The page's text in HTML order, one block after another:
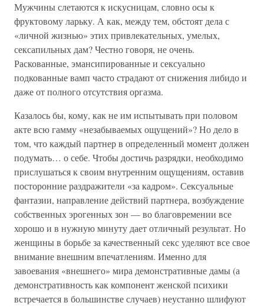
Мужчины слетаются к искусницам, словно осы к
фруктовому ларьку. А как, между тем, обстоят дела с
«личной жизнью» этих привлекательных, умелых,
сексапильных дам? Честно говоря, не очень.
Раскованные, эмансипированные и сексуально
подкованные вамп часто страдают от снижения либидо и
даже от полного отсутствия оргазма.
Казалось бы, кому, как не им испытывать при половом
акте всю гамму «незабываемых ощущений»? Но дело в
том, что каждый партнер в определенный момент должен
подумать… о себе. Чтобы достичь разрядки, необходимо
прислушаться к своим внутренним ощущениям, оставив
посторонние раздражители «за кадром». Сексуальные
фантазии, направление действий партнера, возбуждение
собственных эрогенных зон — во благовремении все
хорошо и в нужную минуту дает отличный результат. Но
женщины в борьбе за качественный секс уделяют все свое
внимание внешним впечатлениям. Именно для
завоевания «внешнего» мира демонстративные дамы (а
демонстративность как компонент женской психики
встречается в большинстве случаев) неустанно шлифуют